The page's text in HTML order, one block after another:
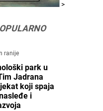
>
ranije
park u
Jadrana
koji spaja
i